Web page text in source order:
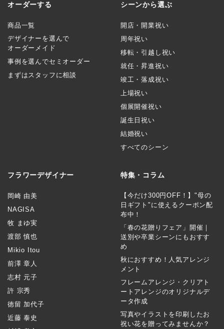
オーダーする
商品一覧
デザイナーを選んで
オーダーメイド
事例を選んでセミオーダー
まずはスタッフに相談
シーンから選ぶ
開店・開業祝い
周年祝い
移転・引越し祝い
就任・昇進祝い
竣工・落成祝い
上場祝い
個展開催祝い
誕生日祝い
結婚祝い
すべてのシーン
フラワーデザイナー
岡崎 由美
NAGISA
牧 まゆ実
渡部 慎也
Mikio Itou
前澤 章人
志村 元子
許 宗秀
徳留 加代子
近藤 泰史
特集・コラム
【今だけ300円OFF！】"母の
日ギフト"に使えるクーポン配
布中！
「春の花贈りフェア」開催｜
送別や卒業シーンにもおすす
め
秋におすすめ！人気アレンジ
メント
フレームアレンジ・クリアト
ートアレンジのオリジナルデ
ータ作成
写真やイラストを印刷したお
祝い花を贈ってみませんか？